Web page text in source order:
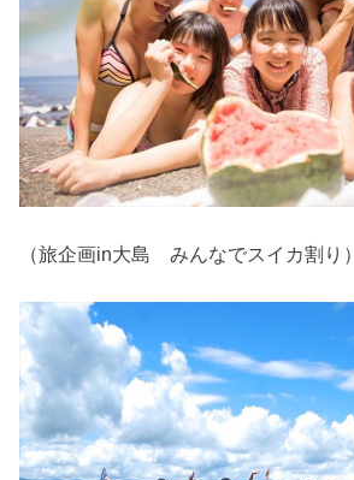
（旅企画in大島 みんなでスイカ割り）